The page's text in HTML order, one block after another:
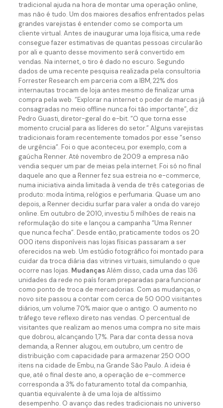
tradicional ajuda na hora de montar uma operação online,
mas não é tudo. Um dos maiores desafios enfrentados pelas
grandes varejistas é entender como se comporta um
cliente virtual. Antes de inaugurar uma loja física, uma rede
consegue fazer estimativas de quantas pessoas circularão
por ali e quanto desse movimento será convertido em
vendas. Na internet, o tiro é dado no escuro. Segundo
dados de uma recente pesquisa realizada pela consultoria
Forrester Research em parceria com a IBM, 22% dos
internautas trocam de loja antes mesmo de finalizar uma
compra pela web. “Explorar na internet o poder de marcas já
consagradas no meio offline nunca foi tão importante”, diz
Pedro Guasti, diretor-geral do e-bit. “O que torna esse
momento crucial para as líderes do setor.” Alguns varejistas
tradicionais foram recentemente tomados por esse “senso
de urgência”. Foi o que aconteceu, por exemplo, com a
gaúcha Renner. Até novembro de 2009 a empresa não
vendia sequer um par de meias pela internet. Foi só no final
daquele ano que a Renner fez sua estreia no e-commerce,
numa iniciativa ainda limitada à venda de três categorias de
produto: moda íntima, relógios e perfumaria. Quase um ano
depois, a Renner decidiu surfar para valer a onda do varejo
online. Em outubro de 2010, investiu 5 milhões de reais na
reformulação do site e lançou a campanha “Uma Renner
que nunca fecha”. Desde então, praticamente todos os 20
000 itens disponíveis nas lojas físicas passaram a ser
oferecidos na web. Um estúdio fotográfico foi montado para
cuidar da troca diária das vitrines virtuais, simulando o que
ocorre nas lojas. MudançasAlém disso, cada uma das 136
unidades da rede no país foram preparadas para funcionar
como ponto de troca de mercadorias. Com as mudanças, o
novo site passou a contar com cerca de 50 000 visitantes
diários, um volume 70% maior que o antigo. O aumento no
tráfego teve reflexo direto nas vendas. O percentual de
visitantes que realizam ao menos uma compra no site mais
que dobrou, alcançando 1,7%. Para dar conta dessa nova
demanda, a Renner alugou, em outubro, um centro de
distribuição com capacidade para armazenar 250 000
itens na cidade de Embu, na Grande São Paulo. A ideia é
que, até o final deste ano, a operação de e-commerce
corresponda a 3% do faturamento total da companhia,
quantia equivalente à de uma loja de altíssimo
desempenho. O avanço das redes tradicionais no universo